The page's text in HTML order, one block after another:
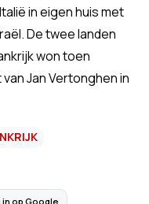
in eigen huis met
De twee landen
won toen
Jan Vertonghen in
op Google